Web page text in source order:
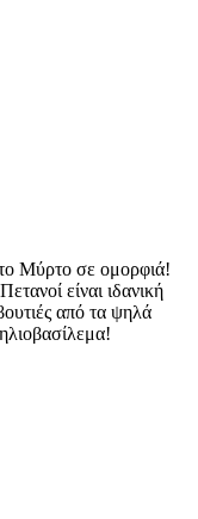
Μύρτο σε ομορφιά!
είναι ιδανική
από τα ψηλά